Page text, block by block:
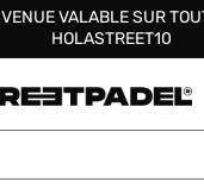
VALABLE SUR
HOLASTREET10